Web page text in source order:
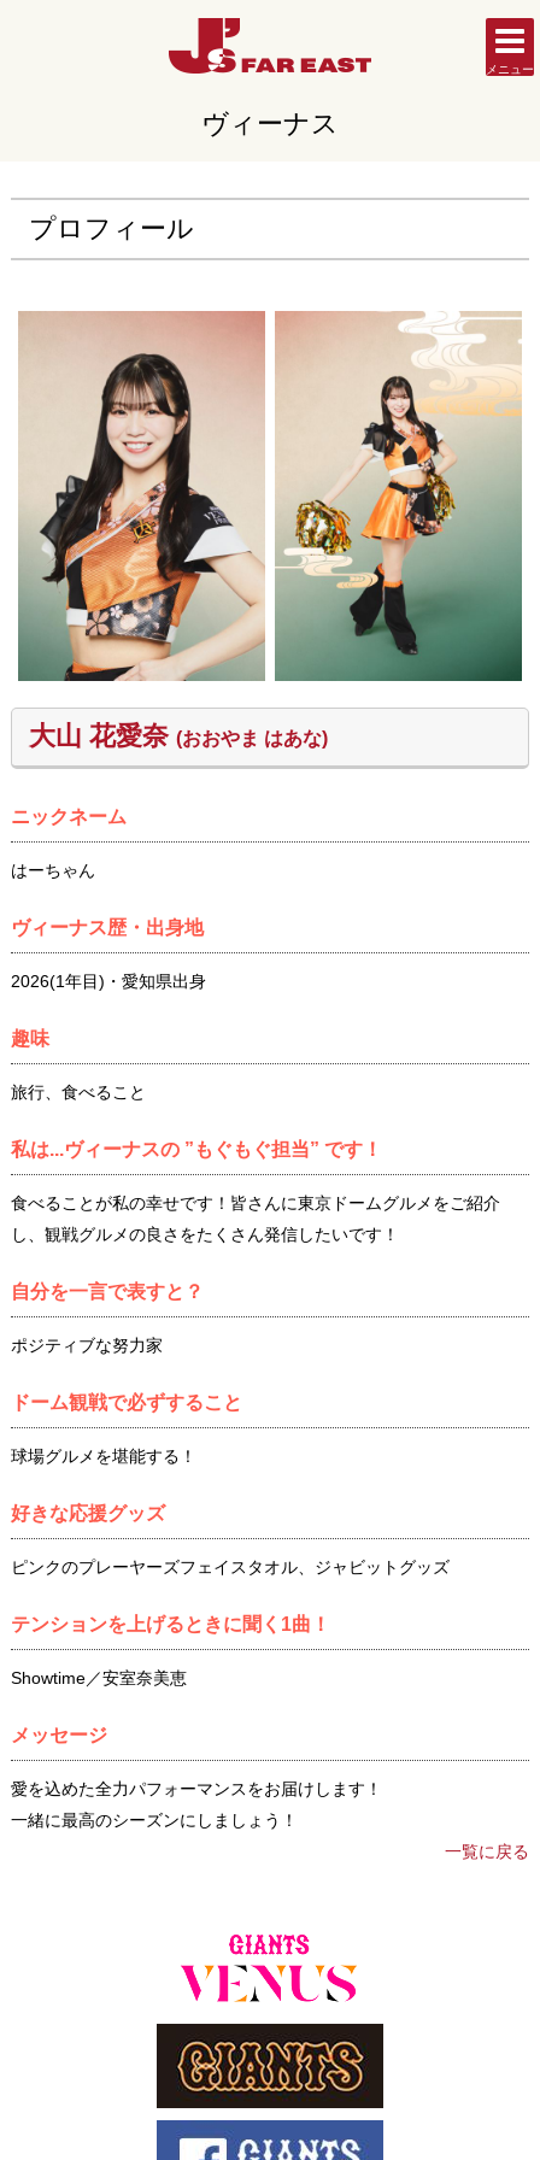
メニュー
ヴィーナス
プロフィール
大山 花愛奈 (おおやま はあな)
ニックネーム
はーちゃん
ヴィーナス歴・出身地
2026(1年目)・愛知県出身
趣味
旅行、食べること
私は...ヴィーナスの ”もぐもぐ担当” です！
食べることが私の幸せです！皆さんに東京ドームグルメをご紹介
し、観戦グルメの良さをたくさん発信したいです！
自分を一言で表すと？
ポジティブな努力家
ドーム観戦で必ずすること
球場グルメを堪能する！
好きな応援グッズ
ピンクのプレーヤーズフェイスタオル、ジャビットグッズ
テンションを上げるときに聞く1曲！
Showtime／安室奈美恵
メッセージ
愛を込めた全力パフォーマンスをお届けします！
一緒に最高のシーズンにしましょう！
一覧に戻る